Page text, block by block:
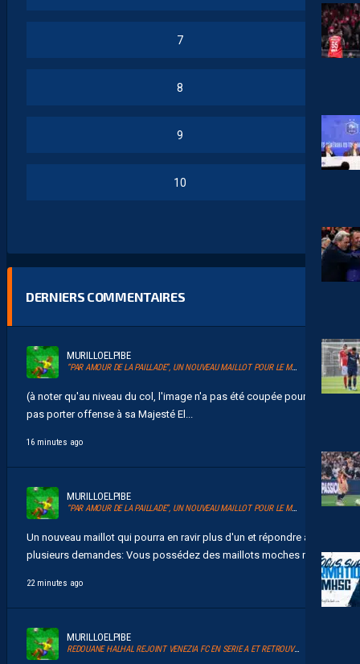
7
8
9
10
DERNIERS COMMENTAIRES
MURILLOELPIBE
“PAR AMOUR DE LA PAILLADE”, UN NOUVEAU MAILLOT POUR LE MHSC
(à noter qu'au niveau du col, l'image n'a pas été coupée pour ne
pas porter offense à sa Majesté El...
16 minutes ago
MURILLOELPIBE
“PAR AMOUR DE LA PAILLADE”, UN NOUVEAU MAILLOT POUR LE MHSC
Un nouveau maillot qui pourra en ravir plus d'un et répondre à
plusieurs demandes: Vous possédez des maillots moches mais...
22 minutes ago
MURILLOELPIBE
REDOUANE HALHAL REJOINT VENEZIA FC EN SERIE A ET RETROUVERA AKOR ADAMS